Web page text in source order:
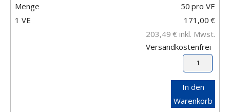
Menge
50 pro VE
1 VE
171,00 €
203,49 € inkl. Mwst.
Versandkostenfrei
In den
Warenkorb